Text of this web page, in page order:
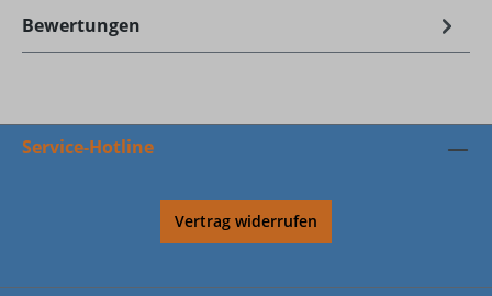
Bewertungen
Service-Hotline
Vertrag widerrufen